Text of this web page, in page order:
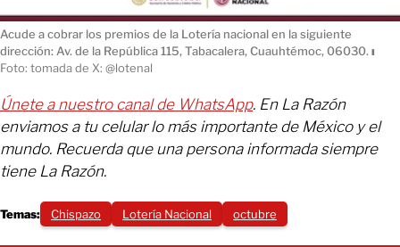
Acude a cobrar los premios de la Lotería nacional en la siguiente
dirección: Av. de la República 115, Tabacalera, Cuauhtémoc, 06030. ı
Foto: tomada de X: @lotenal
Únete a nuestro canal de WhatsApp. En La Razón
enviamos a tu celular lo más importante de México y el
mundo. Recuerda que una persona informada siempre
tiene La Razón.
Temas: Chispazo Lotería Nacional octubre